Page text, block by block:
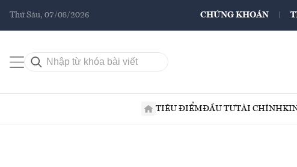
Thứ Sáu, 07/08/2026 CHỨNG KHOÁN
TIÊU ĐIỂMĐẦU TƯTÀI CHÍNH